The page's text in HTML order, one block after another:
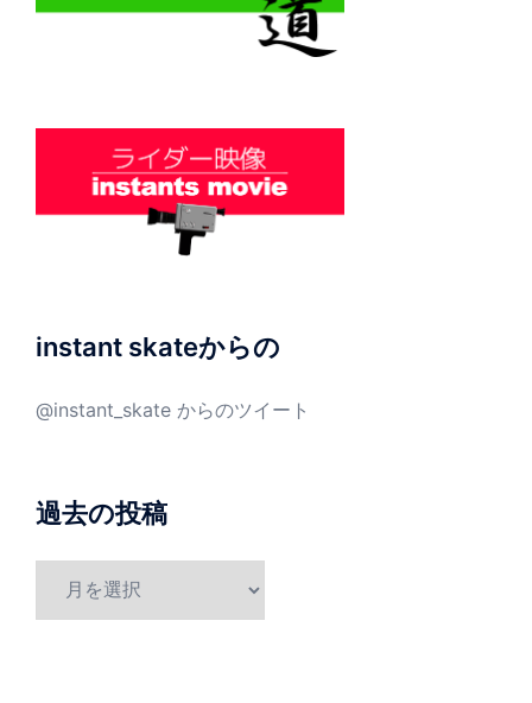
instant skateからの
@instant_skate からのツイート
過去の投稿